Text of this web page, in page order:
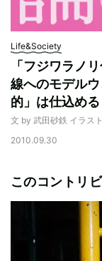
Life&Society
「フジワラ
線へのモデル
的」は仕込め
文 by 武田砂鉄 イラス
2010.09.30
このコントリ